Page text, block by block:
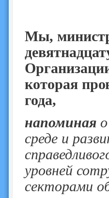
Мы,
которая
года,
напоминаяо
среде и
уровней
секторами